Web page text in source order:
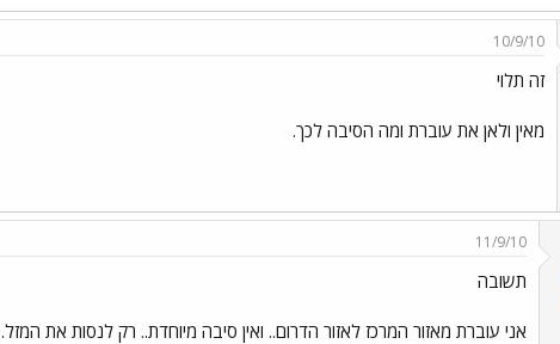
10/9/10
זה תלוי
מאין ולאן את עוברת ומה הסיבה לכך.
11/9/10
תשובה
אני עוברת מאזור המרכז לאזור הדרום.. ואין סיבה מיוחדת.. רק לנסות את המזל.